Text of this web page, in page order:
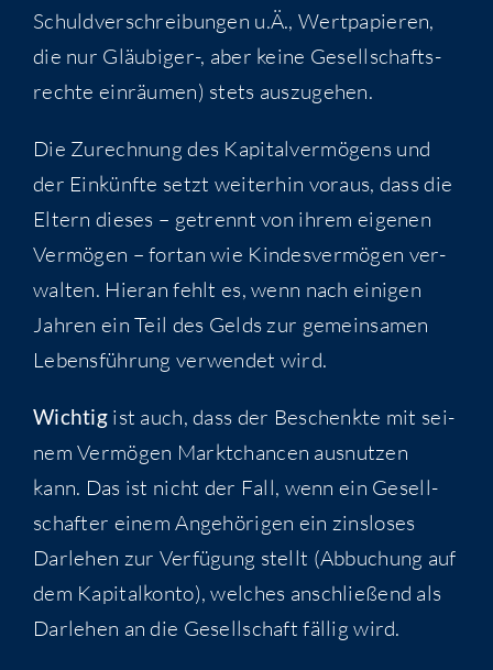
Schuld­ver­schrei­bun­gen u.Ä., Wert­pa­pie­ren,
die nur Gläu­bi­ger-, aber kei­ne Gesell­schafts­
rech­te ein­räu­men) stets auszugehen.
Die Zurech­nung des Kapi­tal­ver­mö­gens und
der Ein­künf­te setzt wei­ter­hin vor­aus, dass die
Eltern die­ses – getrennt von ihrem eige­nen
Ver­mö­gen – fort­an wie Kin­des­ver­mö­gen ver­
wal­ten. Hier­an fehlt es, wenn nach eini­gen
Jah­ren ein Teil des Gelds zur gemein­sa­men
Lebens­füh­rung ver­wen­det wird.
Wich­tig ist auch, dass der Beschenk­te mit sei­
nem Ver­mö­gen Markt­chan­cen aus­nut­zen
kann. Das ist nicht der Fall, wenn ein Gesell­
schaf­ter einem Ange­hö­ri­gen ein zins­lo­ses
Dar­le­hen zur Ver­fü­gung stellt (Abbu­chung auf
dem Kapi­tal­kon­to), wel­ches anschlie­ßend als
Dar­le­hen an die Gesell­schaft fäl­lig wird.